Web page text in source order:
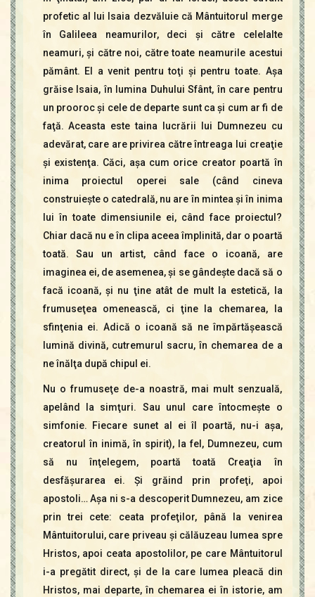
profetic al lui Isaia dezvăluie că Mântuitorul merge
în Galileea neamurilor, deci şi către celelalte
neamuri, şi către noi, către toate neamurile acestui
pământ. El a venit pentru toţi şi pentru toate. Aşa
grăise Isaia, în lumina Duhului Sfânt, în care pentru
un prooroc şi cele de departe sunt ca şi cum ar fi de
faţă. Aceasta este taina lucrării lui Dumnezeu cu
adevărat, care are privirea către întreaga lui creaţie
şi existenţa. Căci, aşa cum orice creator poartă în
inima proiectul operei sale (când cineva
construieşte o catedrală, nu are în mintea şi în inima
lui în toate dimensiunile ei, când face proiectul?
Chiar dacă nu e în clipa aceea împlinită, dar o poartă
toată. Sau un artist, când face o icoană, are
imaginea ei, de asemenea, şi se gândeşte dacă să o
facă icoană, şi nu ţine atât de mult la estetică, la
frumuseţea omenească, ci ţine la chemarea, la
sfinţenia ei. Adică o icoană să ne împărtăşească
lumină divină, cutremurul sacru, în chemarea de a
ne înălţa după chipul ei.
Nu o frumuseţe de-a noastră, mai mult senzuală,
apelând la simţuri. Sau unul care întocmeşte o
simfonie. Fiecare sunet al ei îl poartă, nu-i aşa,
creatorul în inimă, în spirit), la fel, Dumnezeu, cum
să nu înţelegem, poartă toată Creaţia în
desfăşurarea ei. Şi grăind prin profeţi, apoi
apostoli… Aşa ni s-a descoperit Dumnezeu, am zice
prin trei cete: ceata profeţilor, până la venirea
Mântuitorului, care priveau şi călăuzeau lumea spre
Hristos, apoi ceata apostolilor, pe care Mântuitorul
i-a pregătit direct, şi de la care lumea pleacă din
Hristos, mai departe, în chemarea ei în istorie, am